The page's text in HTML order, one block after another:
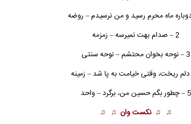
2 – صدام بهت نمیرسه – زمزمه
3 – نوحه بخوان محتشم – نوحه سنتی
5 – چطور بگم حسین من، برگرد – واحد
♫ ♫ نکست وان ♫ ♫